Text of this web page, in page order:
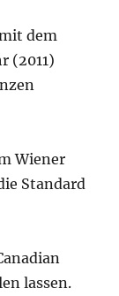
dem
(2011)
Wiener
Standard
lassen.